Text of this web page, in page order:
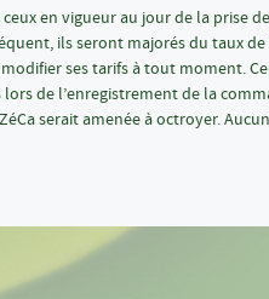
en vigueur au jour de la prise
ils seront majorés du taux
ses tarifs à tout moment.
de l’enregistrement de la
serait amenée à octroyer.